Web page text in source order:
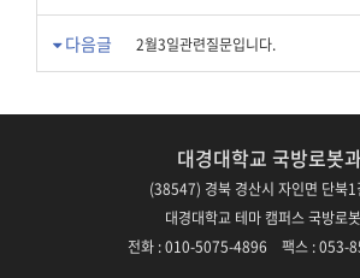
다음글 2월3일관련질문입니다.
대경대학교 국방로봇
(38547) 경북 경산시 자인면 단북
대경대학교 테마 캠퍼스 국방로
전화 : 010-5075-4896 팩스 : 053-